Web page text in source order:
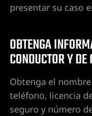
presentar su caso
OBTENGA
CONDUCTOR Y
Obtenga el
teléfono, licencia
seguro y número